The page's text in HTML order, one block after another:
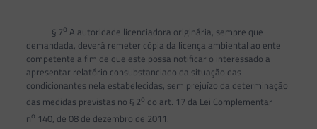
§ 7o A autoridade licenciadora originária, sempre que
demandada, deverá remeter cópia da licença ambiental ao ente
competente a fim de que este possa notificar o interessado a
apresentar relatório consubstanciado da situação das
condicionantes nela estabelecidas, sem prejuízo da determinação
das medidas previstas no § 2o do art. 17 da Lei Complementar
no 140, de 08 de dezembro de 2011.